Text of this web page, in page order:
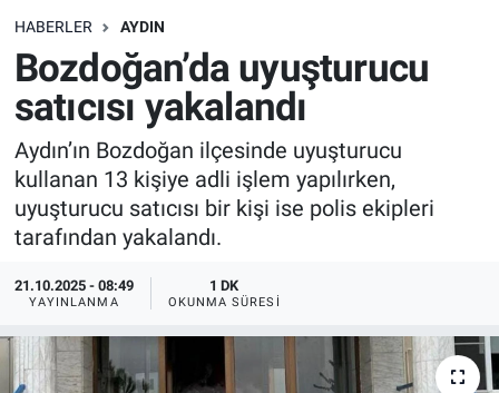
HABERLER AYDIN
Bozdoğan’da uyuşturucu
satıcısı yakalandı
Aydın’ın Bozdoğan ilçesinde uyuşturucu
kullanan 13 kişiye adli işlem yapılırken,
uyuşturucu satıcısı bir kişi ise polis ekipleri
tarafından yakalandı.
21.10.2025 - 08:49
YAYINLANMA
1 DK
OKUNMA SÜRESI